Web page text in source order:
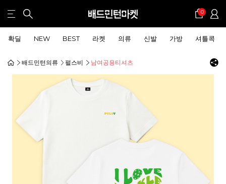
0
확딜 NEW BEST 라켓 의류 신발 가방 셔틀콕
배드민턴의류 펄스비 남여공용티셔츠